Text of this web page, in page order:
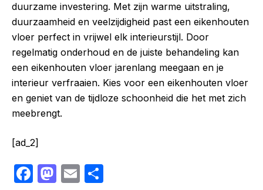
duurzame investering. Met zijn warme uitstraling,
duurzaamheid en veelzijdigheid past een eikenhouten
vloer perfect in vrijwel elk interieurstijl. Door
regelmatig onderhoud en de juiste behandeling kan
een eikenhouten vloer jarenlang meegaan en je
interieur verfraaien. Kies voor een eikenhouten vloer
en geniet van de tijdloze schoonheid die het met zich
meebrengt.
[ad_2]
F
M E